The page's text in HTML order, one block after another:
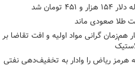
هزار و ۴۵۱ تومان شد
طلا صعودی ماند
هم‌زمان گرانی مواد اولیه و افت تقاضا بر
هرمز ریاض را وادار به تخفیف‌دهی نفتی